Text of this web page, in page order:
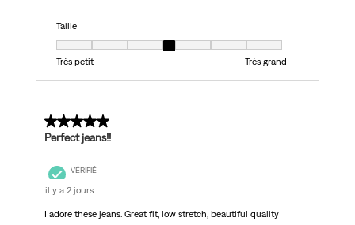
Taille
Taille, 4 sur 7, où 1 est égal à Très petit et 7 est égal à Très grand
Très petit
Très grand
5 sur 5 étoiles.
Perfect jeans!!
VÉRIFIÉ
il y a 2 jours
I adore these jeans. Great fit, low stretch, beautiful quality